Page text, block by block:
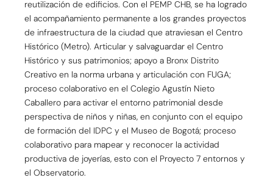
reutilización de edificios. Con el PEMP CHB, se ha logrado
el acompañamiento permanente a los grandes proyectos
de infraestructura de la ciudad que atraviesan el Centro
Histórico (Metro). Articular y salvaguardar el Centro
Histórico y sus patrimonios; apoyo a Bronx Distrito
Creativo en la norma urbana y articulación con FUGA;
proceso colaborativo en el Colegio Agustín Nieto
Caballero para activar el entorno patrimonial desde
perspectiva de niños y niñas, en conjunto con el equipo
de formación del IDPC y el Museo de Bogotá; proceso
colaborativo para mapear y reconocer la actividad
productiva de joyerías, esto con el Proyecto 7 entornos y
el Observatorio.